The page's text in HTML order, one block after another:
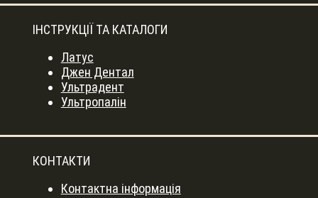
ІНСТРУКЦІЇ ТА КАТАЛОГИ
Латус
Джен Дентал
Ультрадент
Ультропалін
КОНТАКТИ
Контактна інформація